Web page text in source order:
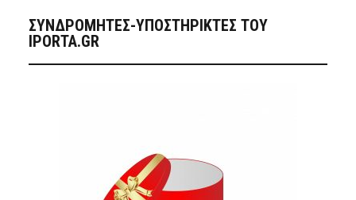
ΣΥΝΔΡΟΜΗΤΈΣ-ΥΠΟΣΤΗΡΙΚΤΈΣ ΤΟΥ
IPORTA.GR